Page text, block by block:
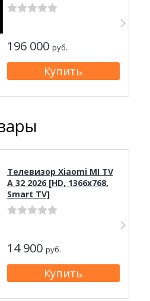
196 000 руб.
Телевизор Xiaomi MI TV
A 32 2026 [HD, 1366x768,
Smart TV]
14 900 руб.